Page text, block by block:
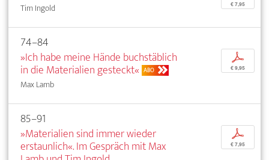
Tim Ingold € 7,95
74–84
»Ich habe meine Hände buchstäblich
in die Materialien gesteckt« ABO
Max Lamb
p
€ 9,95
85–91
»Materialien sind immer wieder
erstaunlich«. Im Gespräch mit Max
p
€ 7,95